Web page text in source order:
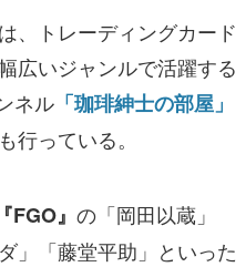
、トレーディングカード
広いジャンルで活躍する
ネル 「珈琲紳士の部屋」
行っている。
『FGO』 の「岡田以蔵」
」「藤堂平助」といった